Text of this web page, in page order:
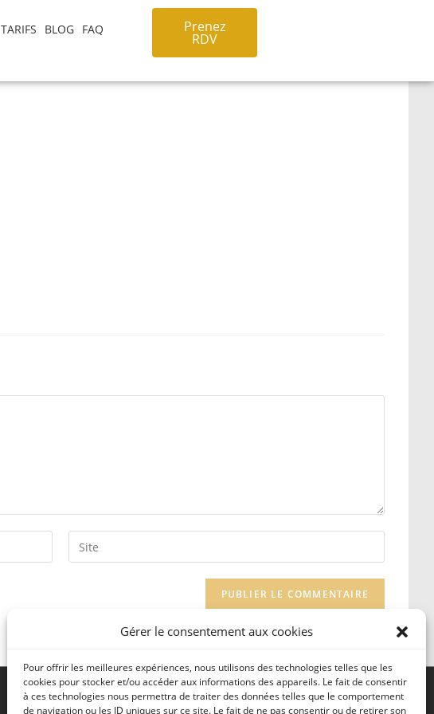
Gérer le consentement aux cookies
Pour offrir les meilleures expériences, nous utilisons des technologies telles que les
cookies pour stocker et/ou accéder aux informations des appareils. Le fait de consentir
à ces technologies nous permettra de traiter des données telles que le comportement
de navigation ou les ID uniques sur ce site. Le fait de ne pas consentir ou de retirer son
TARIFS BLOG FAQ
Prenez
RDV